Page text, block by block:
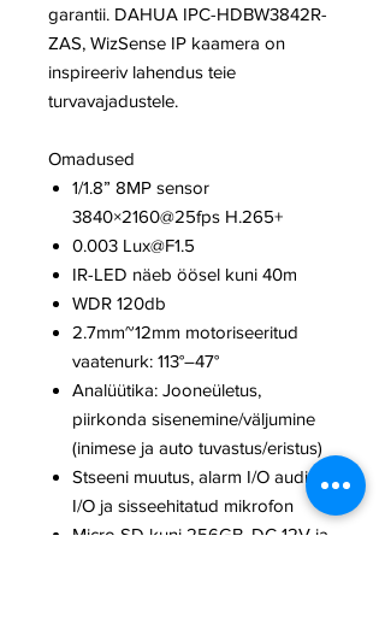
garantii. DAHUA IPC-HDBW3842R-
ZAS, WizSense IP kaamera on
inspireeriv lahendus teie
turvavajadustele.
Omadused
1/1.8” 8MP sensor
3840×2160@25fps H.265+
0.003 Lux@F1.5
IR-LED näeb öösel kuni 40m
WDR 120db
2.7mm~12mm motoriseeritud
vaatenurk: 113°–47°
Analüütika: Jooneületus,
piirkonda sisenemine/väljumine
(inimese ja auto tuvastus/eristus)
Stseeni muutus, alarm I/O audio
I/O ja sisseehitatud mikrofon
Micro SD kuni 256GB, DC 12V ja